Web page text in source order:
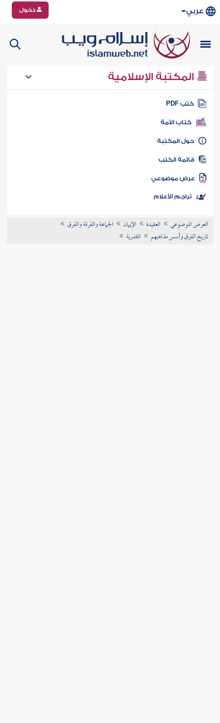
عربي دخول
المكتبة الإسلامية
كتب PDF
كتاب الأمة
المكتبة
الكتب
موضوعي
تراجم الأعلام
العرض الموضوعي العقيدة الإيمان
الجماعة والفرقة والفرق
تاريخ الفرق وأسس مذاهبهم
القدرية